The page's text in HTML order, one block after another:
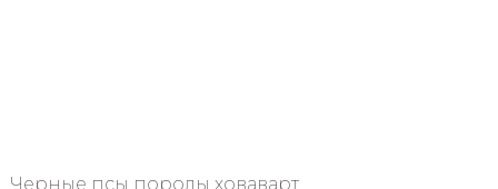
Черные псы породы ховаварт